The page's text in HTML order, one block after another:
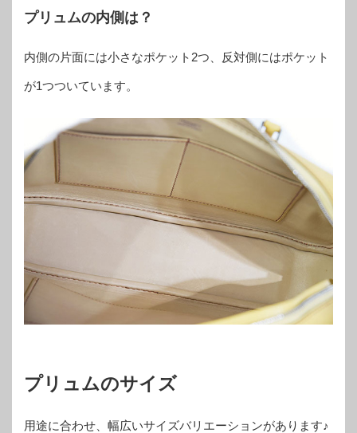
プリュムの内側は？
内側の片面には小さなポケット2つ、反対側にはポケット
が1つついています。
プリュムのサイズ
用途に合わせ、幅広いサイズバリエーションがあります♪